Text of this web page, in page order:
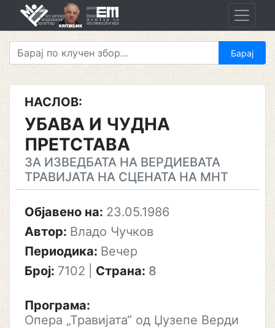
НАСЛОВ:
УБАВА И ЧУДНА
ПРЕТСТАВА
ЗА ИЗВЕДБАТА НА ВЕРДИЕВАТА
ТРАВИЈАТА НА СЦЕНАТА НА МНТ
Објавено на: 23.05.1986
Автор: Владо Чучков
Периодика: Вечер
Број: 7102 Страна: 8
Програма:
Опера „Травијата“ од Џузепе Верди